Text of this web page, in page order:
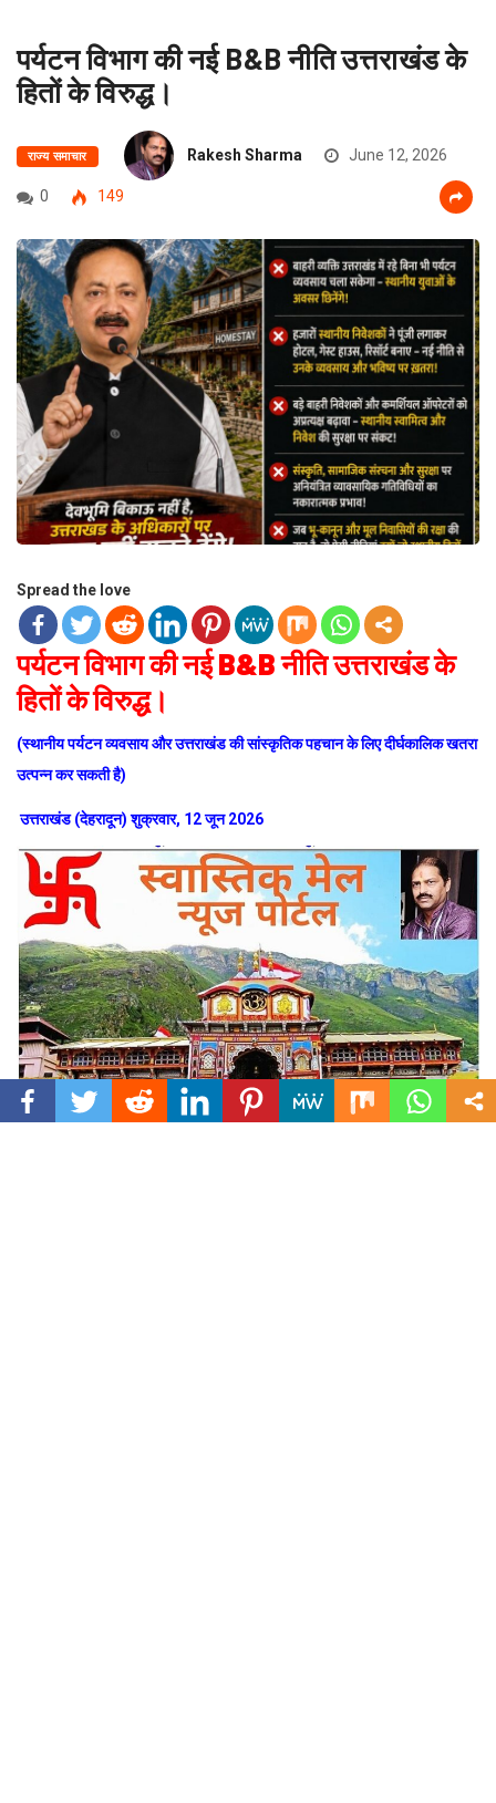
पर्यटन विभाग की नई B&B नीति उत्तराखंड के
हितों के विरुद्ध।
राज्य समाचार Rakesh Sharma June 12, 2026
0 149
Spread the love
पर्यटन विभाग की नई B&B नीति उत्तराखंड के
हितों के विरुद्ध।
(स्थानीय पर्यटन व्यवसाय और उत्तराखंड की सांस्कृतिक पहचान के लिए दीर्घकालिक खतरा
उत्पन्न कर सकती है)
उत्तराखंड (देहरादून) शुक्रवार, 12 जून 2026